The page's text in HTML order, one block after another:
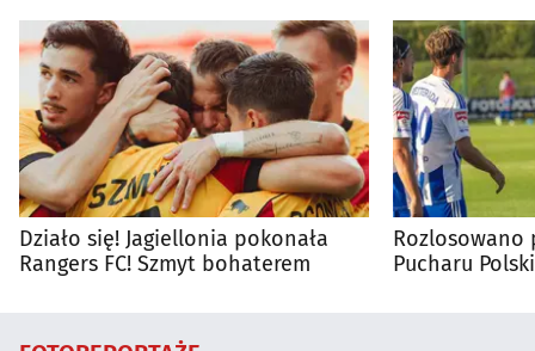
Działo się! Jagiellonia pokonała
Rangers FC! Szmyt bohaterem
Rozlosowano
Pucharu Polski